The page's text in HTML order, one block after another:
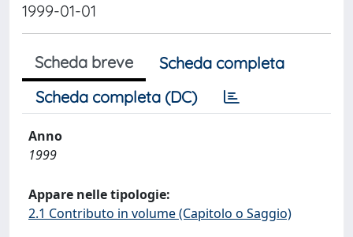
1999-01-01
Scheda breve
Scheda completa
Scheda completa (DC)
Anno
1999
Appare nelle tipologie:
2.1 Contributo in volume (Capitolo o Saggio)